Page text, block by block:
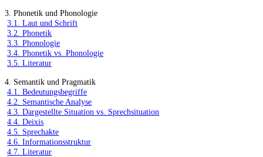
3. Phonetik und Phonologie
3.1. Laut und Schrift
3.2. Phonetik
3.3. Phonologie
3.4. Phonetik vs. Phonologie
3.5. Literatur
4. Semantik und Pragmatik
4.1. Bedeutungsbegriffe
4.2. Semantische Analyse
4.3. Dargestellte Situation vs. Sprechsituation
4.4. Deixis
4.5. Sprechakte
4.6. Informationsstruktur
4.7. Literatur